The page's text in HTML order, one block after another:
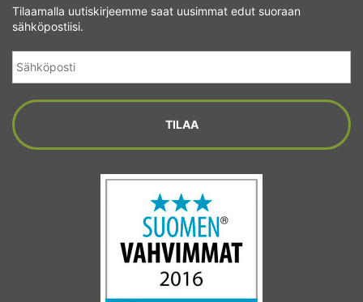
Tilaamalla uutiskirjeemme saat uusimmat edut suoraan
sähköpostiisi.